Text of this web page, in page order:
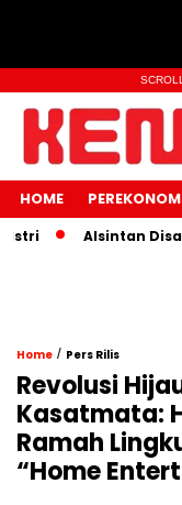
HOME
Alsintan
Home / Pers Rilis
Revolusi
Kasatmata:
Ramah
“Home